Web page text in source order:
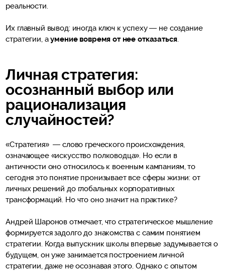
реальности.
Их главный вывод: иногда ключ к успеху — не создание
стратегии, аумение вовремя от нее отказаться.
Личная стратегия:
осознанный выбор или
рационализация
случайностей?
«Стратегия» — слово греческого происхождения,
означающее «искусство полководца». Но если в
античности оно относилось к военным кампаниям, то
сегодня это понятие пронизывает все сферы жизни: от
личных решений до глобальных корпоративных
трансформаций. Но что оно значит на практике?
Андрей Шаронов отмечает, что стратегическое мышление
формируется задолго до знакомства с самим понятием
стратегии. Когда выпускник школы впервые задумывается о
будущем, он уже занимается построением личной
стратегии, даже не осознавая этого. Однако с опытом